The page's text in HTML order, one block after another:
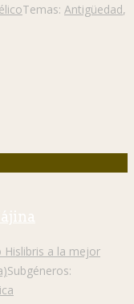
Temas: Antigüedad,
Hislibris a la mejor
Subgéneros: